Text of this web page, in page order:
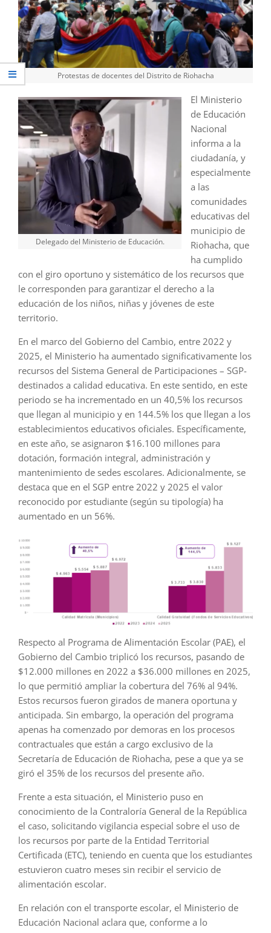
Protestas de docentes del Distrito de Riohacha
Delegado del Ministerio de Educación.
El Ministerio
de Educación
Nacional
informa a la
ciudadanía, y
especialmente
a las
comunidades
educativas del
municipio de
Riohacha, que
ha cumplido
con el giro oportuno y sistemático de los recursos que
le corresponden para garantizar el derecho a la
educación de los niños, niñas y jóvenes de este
territorio.
En el marco del Gobierno del Cambio, entre 2022 y
2025, el Ministerio ha aumentado significativamente los
recursos del Sistema General de Participaciones – SGP-
destinados a calidad educativa. En este sentido, en este
periodo se ha incrementado en un 40,5% los recursos
que llegan al municipio y en 144.5% los que llegan a los
establecimientos educativos oficiales. Específicamente,
en este año, se asignaron $16.100 millones para
dotación, formación integral, administración y
mantenimiento de sedes escolares. Adicionalmente, se
destaca que en el SGP entre 2022 y 2025 el valor
reconocido por estudiante (según su tipología) ha
aumentado en un 56%.
Respecto al Programa de Alimentación Escolar (PAE), el
Gobierno del Cambio triplicó los recursos, pasando de
$12.000 millones en 2022 a $36.000 millones en 2025,
lo que permitió ampliar la cobertura del 76% al 94%.
Estos recursos fueron girados de manera oportuna y
anticipada. Sin embargo, la operación del programa
apenas ha comenzado por demoras en los procesos
contractuales que están a cargo exclusivo de la
Secretaría de Educación de Riohacha, pese a que ya se
giró el 35% de los recursos del presente año.
Frente a esta situación, el Ministerio puso en
conocimiento de la Contraloría General de la República
el caso, solicitando vigilancia especial sobre el uso de
los recursos por parte de la Entidad Territorial
Certificada (ETC), teniendo en cuenta que los estudiantes
estuvieron cuatro meses sin recibir el servicio de
alimentación escolar.
En relación con el transporte escolar, el Ministerio de
Educación Nacional aclara que, conforme a lo